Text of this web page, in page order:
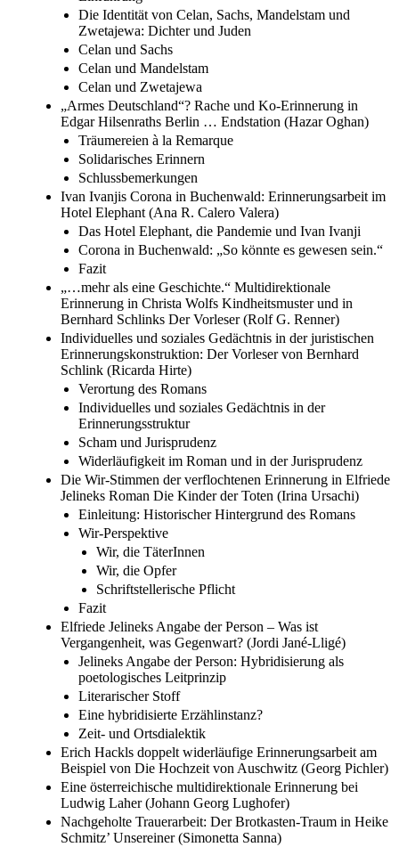
Die Identität von Celan, Sachs, Mandelstam und
Zwetajewa: Dichter und Juden
Celan und Sachs
Celan und Mandelstam
Celan und Zwetajewa
„Armes Deutschland“? Rache und Ko-Erinnerung in
Edgar Hilsenraths Berlin … Endstation (Hazar Oghan)
Träumereien à la Remarque
Solidarisches Erinnern
Schlussbemerkungen
Ivan Ivanjis Corona in Buchenwald: Erinnerungsarbeit im
Hotel Elephant (Ana R. Calero Valera)
Das Hotel Elephant, die Pandemie und Ivan Ivanji
Corona in Buchenwald: „So könnte es gewesen sein.“
Fazit
„…mehr als eine Geschichte.“ Multidirektionale
Erinnerung in Christa Wolfs Kindheitsmuster und in
Bernhard Schlinks Der Vorleser (Rolf G. Renner)
Individuelles und soziales Gedächtnis in der juristischen
Erinnerungskonstruktion: Der Vorleser von Bernhard
Schlink (Ricarda Hirte)
Verortung des Romans
Individuelles und soziales Gedächtnis in der
Erinnerungsstruktur
Scham und Jurisprudenz
Widerläufigkeit im Roman und in der Jurisprudenz
Die Wir-Stimmen der verflochtenen Erinnerung in Elfriede
Jelineks Roman Die Kinder der Toten (Irina Ursachi)
Einleitung: Historischer Hintergrund des Romans
Wir-Perspektive
Wir, die TäterInnen
Wir, die Opfer
Schriftstellerische Pflicht
Fazit
Elfriede Jelineks Angabe der Person – Was ist
Vergangenheit, was Gegenwart? (Jordi Jané-Lligé)
Jelineks Angabe der Person: Hybridisierung als
poetologisches Leitprinzip
Literarischer Stoff
Eine hybridisierte Erzählinstanz?
Zeit- und Ortsdialektik
Erich Hackls doppelt widerläufige Erinnerungsarbeit am
Beispiel von Die Hochzeit von Auschwitz (Georg Pichler)
Eine österreichische multidirektionale Erinnerung bei
Ludwig Laher (Johann Georg Lughofer)
Nachgeholte Trauerarbeit: Der Brotkasten-Traum in Heike
Schmitz’ Unsereiner (Simonetta Sanna)